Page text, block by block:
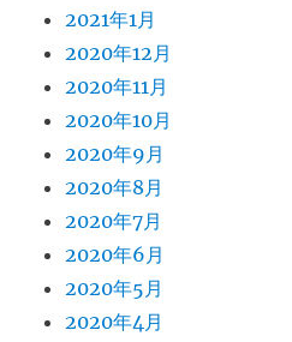
2021年1月
2020年12月
2020年11月
2020年10月
2020年9月
2020年8月
2020年7月
2020年6月
2020年5月
2020年4月